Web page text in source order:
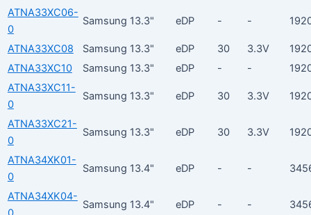
ATNA33XC06-
0
Samsung 13.3" eDP - -
ATNA33XC08 Samsung 13.3" eDP 30 3.3V
ATNA33XC10
Samsung 13.3" eDP - -
ATNA33XC11-
0
Samsung 13.3" eDP 30 3.3V
ATNA33XC21-
0
Samsung 13.3" eDP 30 3.3V
ATNA34XK01-
0
Samsung 13.4" eDP - -
ATNA34XK04-
Samsung 13.4" eDP - -